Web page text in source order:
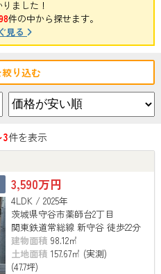
ました！
件の中から探せます。
見る
り込む
3件を表示
3,590万円
4LDK / 2025年
茨城県守谷市薬師台2丁目
関東鉄道常総線 新守谷 徒歩22分
建物面積 98.12㎡
土地面積 157.67㎡ (実測)
(47.7坪)